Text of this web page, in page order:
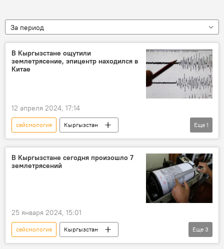
За период
В Кыргызстане ощутили
землетрясение, эпицентр находился в
Китае
12 апреля 2024, 17:14
сейсмология
Кыргызстан
землетрясение
Китай
Еще 1
В Кыргызстане сегодня произошло 7
землетрясений
25 января 2024, 15:01
сейсмология
Кыргызстан
Землетрясение в Кыргызстане в январе 2024 года
Еще 3